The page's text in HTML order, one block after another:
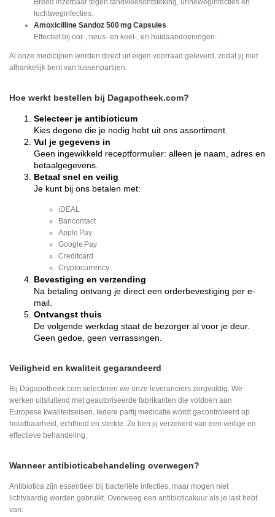
Breed inzetbaar tegen tandvleesontsteking, urineweginfecties en
luchtweginfecties.
Amoxicilline Sandoz 500 mg Capsules
Effectief bij oor-, neus‑ en keel-, en huidaandoeningen.
Al onze medicijnen worden direct uit eigen voorraad geleverd, zodat jij niet
afhankelijk bent van tussenpartijen.
Hoe werkt bestellen bij Dagapotheek.com?
Selecteer je antibioticum
Kies degene die je nodig hebt uit ons assortiment.
Vul je gegevens in
Geen ingewikkeld receptformulier: alleen je naam, adres en
betaalgegevens.
Betaal snel en veilig
Je kunt bij ons betalen met:
iDEAL
Bancontact
Apple Pay
Google Pay
Creditcard
Cryptocurrency
Bevestiging en verzending
Na betaling ontvang je direct een orderbevestiging per e-
mail.
Ontvangst thuis
De volgende werkdag staat de bezorger al voor je deur.
Geen gedoe, geen verrassingen.
Veiligheid en kwaliteit gegarandeerd
Bij Dagapotheek.com selecteren we onze leveranciers zorgvuldig. We
werken uitsluitend met geautoriseerde fabrikanten die voldoen aan
Europese kwaliteitseisen. Iedere partij medicatie wordt gecontroleerd op
houdbaarheid, echtheid en sterkte. Zo ben jij verzekerd van een veilige en
effectieve behandeling.
Wanneer antibioticabehandeling overwegen?
Antibiotica zijn essentieel bij bacteriële infecties, maar mogen niet
lichtvaardig worden gebruikt. Overweeg een antibioticakuur als je last hebt
van: